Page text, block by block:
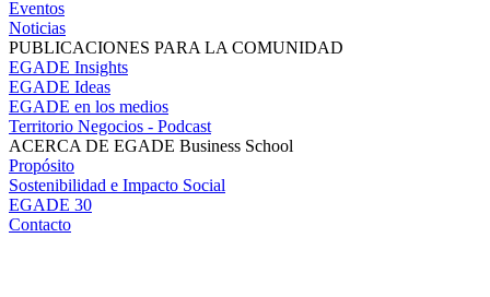
Eventos
Noticias
PUBLICACIONES PARA LA COMUNIDAD
EGADE Insights
EGADE Ideas
EGADE en los medios
Territorio Negocios - Podcast
ACERCA DE EGADE Business School
Propósito
Sostenibilidad e Impacto Social
EGADE 30
Contacto